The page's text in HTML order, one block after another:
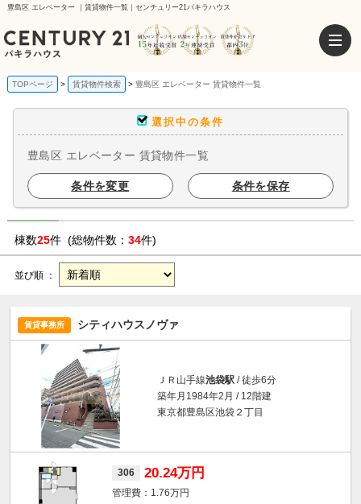
豊島区 エレベーター ｜賃貸物件一覧｜センチュリー21パキラハウス
TOPページ 賃貸物件検索 豊島区 エレベーター 賃貸物件一覧
選択中の条件
豊島区 エレベーター 賃貸物件一覧
条件を変更 条件を保存
棟数25件 (総物件数： 34件)
並び順 ：
賃貸事務所 シティハウスノヴァ
ＪＲ山手線池袋駅 / 徒歩6分
築年月1984年2月 / 12階建
東京都豊島区池袋２丁目
306 20.24万円
1.76万円